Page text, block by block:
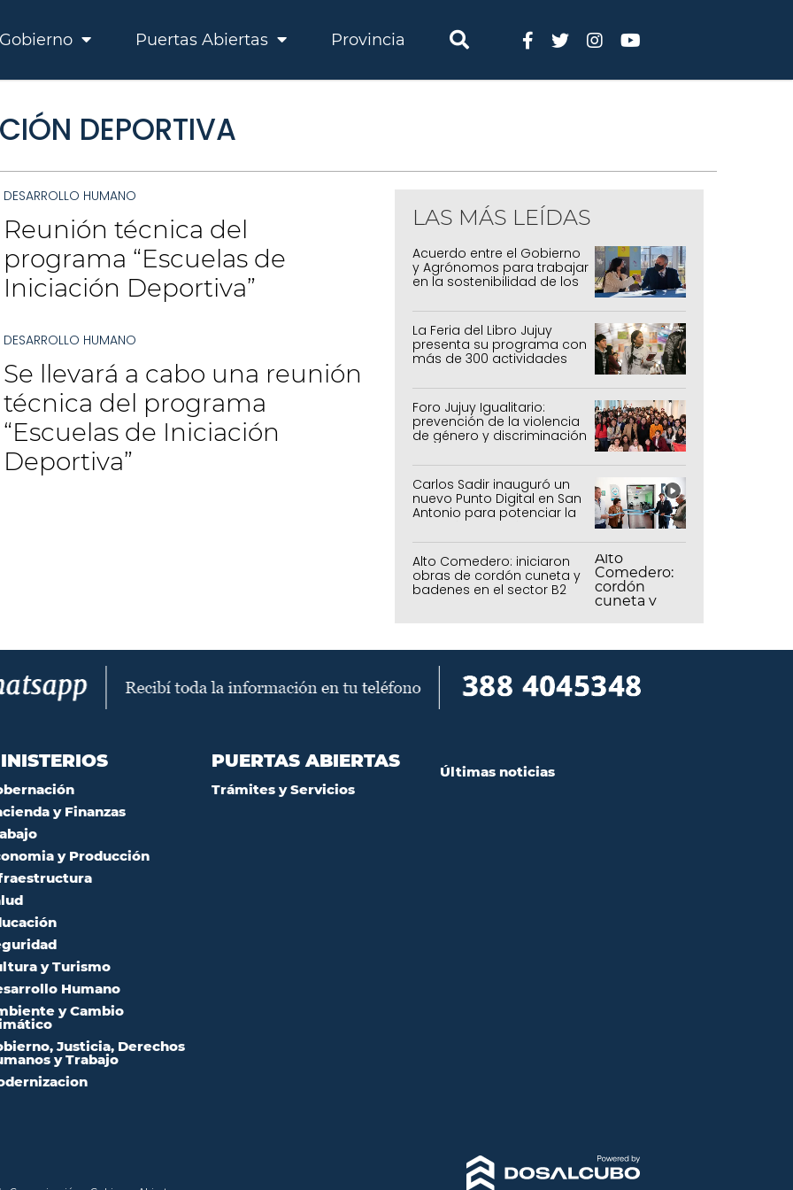
Gobierno Puertas Abiertas Provincia
DEPORTIVA
DESARROLLO HUMANO
Reunión técnica del
programa “Escuelas de
Iniciación Deportiva”
DESARROLLO HUMANO
Se llevará a cabo una reunión
técnica del programa
“Escuelas de Iniciación
Deportiva”
LAS MÁS LEÍDAS
Acuerdo entre el Gobierno
y Agrónomos para trabajar
en la sostenibilidad de los
agrícolas, pecuarios y
forestal
La Feria del Libro Jujuy
presenta su programa con
más de 300 actividades
Foro Jujuy Igualitario:
prevención de la violencia
de género y discriminación
Carlos Sadir inauguró un
nuevo Punto Digital en San
Antonio para potenciar la
inclusión tecnológica
Alto Comedero: iniciaron
obras de cordón cuneta y
badenes en el sector B2
y Finanzas
y Producción
y Turismo
Humano
y Cambio
Justicia, Derechos
y Trabajo
PUERTAS ABIERTAS
Trámites y Servicios
Últimas noticias